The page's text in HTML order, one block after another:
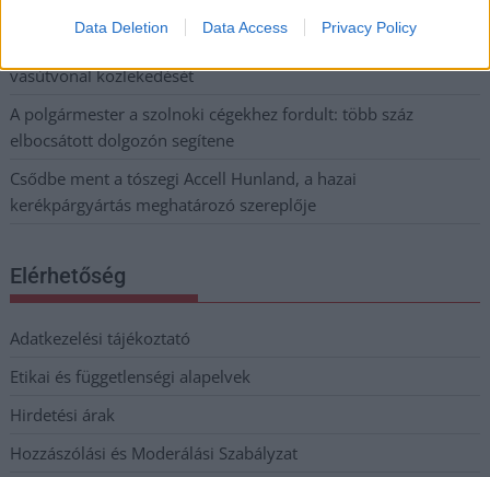
Data Deletion Data Access Privacy Policy
vasútvonal közlekedését
A polgármester a szolnoki cégekhez fordult: több száz
elbocsátott dolgozón segítene
Csődbe ment a tószegi Accell Hunland, a hazai
kerékpárgyártás meghatározó szereplője
Elérhetőség
Adatkezelési tájékoztató
Etikai és függetlenségi alapelvek
Hirdetési árak
Hozzászólási és Moderálási Szabályzat